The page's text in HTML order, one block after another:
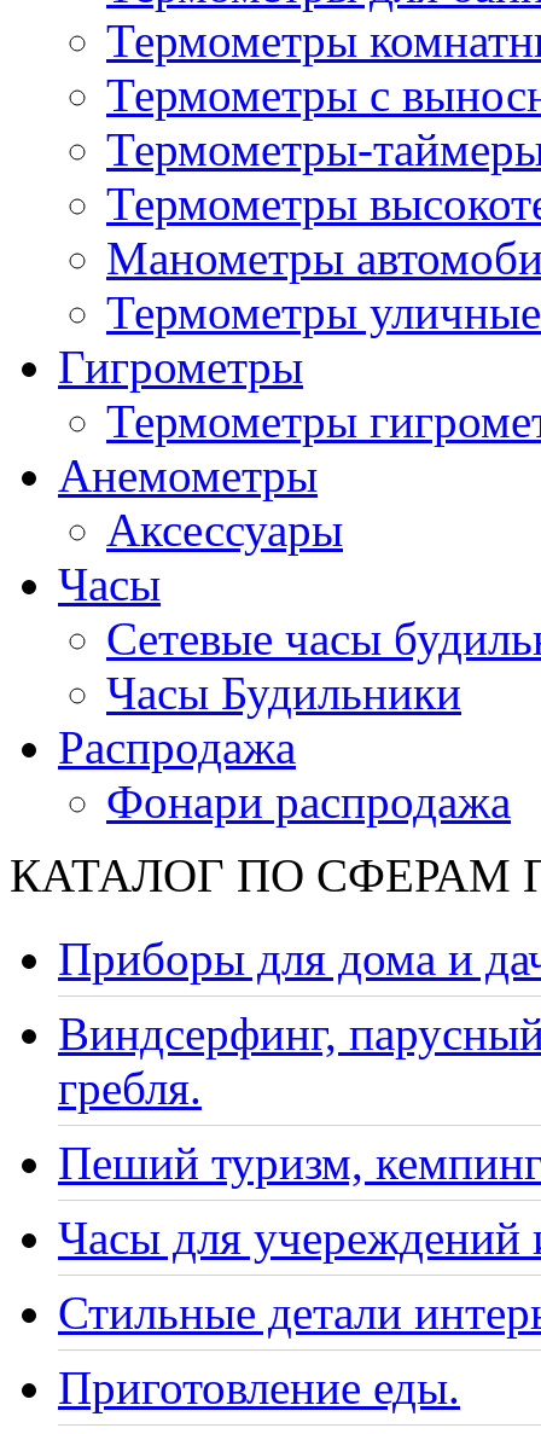
Термометры
Термометры с
Термометры-
Термометры
Манометры
Термометры уличные
Гигрометры
Термометры
Анемометры
Аксессуары
Часы
Сетевые часы
Часы Будильники
Распродажа
Фонари распродажа
КАТАЛОГ ПО СФЕРАМ
Приборы для дома и
Виндсерфинг,
гребля.
Пеший туризм,
Часы для учереждений
Стильные детали
Приготовление еды.